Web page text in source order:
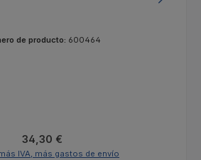
de producto: 600464
Precio normal:
34,30 €
IVA, más gastos de envío